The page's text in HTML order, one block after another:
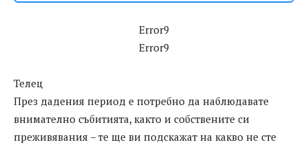
Error9
Error9
Телец
През дадения период е потребно да наблюдавате
внимателно събитията, както и собствените си
преживявания – те ще ви подскажат на какво не сте